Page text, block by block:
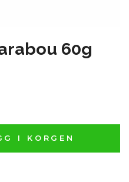
60g
I KORGEN